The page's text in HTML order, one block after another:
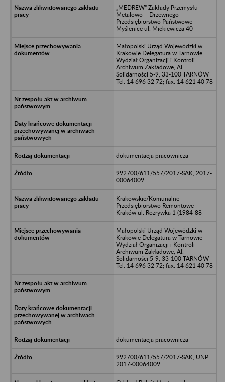
„MEDREW” Zakłady Przemysłu
Metalowo – Drzewnego
Przedsiębiorstwo Państwowe -
Myślenice ul. Mickiewicza 40
Małopolski Urząd Wojewódzki w
Krakowie Delegatura w Tarnowie
Wydział Organizacji i Kontroli
Archiwum Zakładowe, Al.
Solidarności 5-9, 33-100 TARNÓW
Tel. 14 696 32 72; fax. 14 621 40 78
dokumentacja pracownicza
992700/611/557/2017-SAK; 2017-
00064009
Krakowskie/Komunalne
Przedsiębiorstwo Remontowe –
Kraków ul. Rozrywka 1 (1984-88
Małopolski Urząd Wojewódzki w
Krakowie Delegatura w Tarnowie
Wydział Organizacji i Kontroli
Archiwum Zakładowe, Al.
Solidarności 5-9, 33-100 TARNÓW
Tel. 14 696 32 72; fax. 14 621 40 78
dokumentacja pracownicza
992700/611/557/2017-SAK; UNP:
2017-00064009